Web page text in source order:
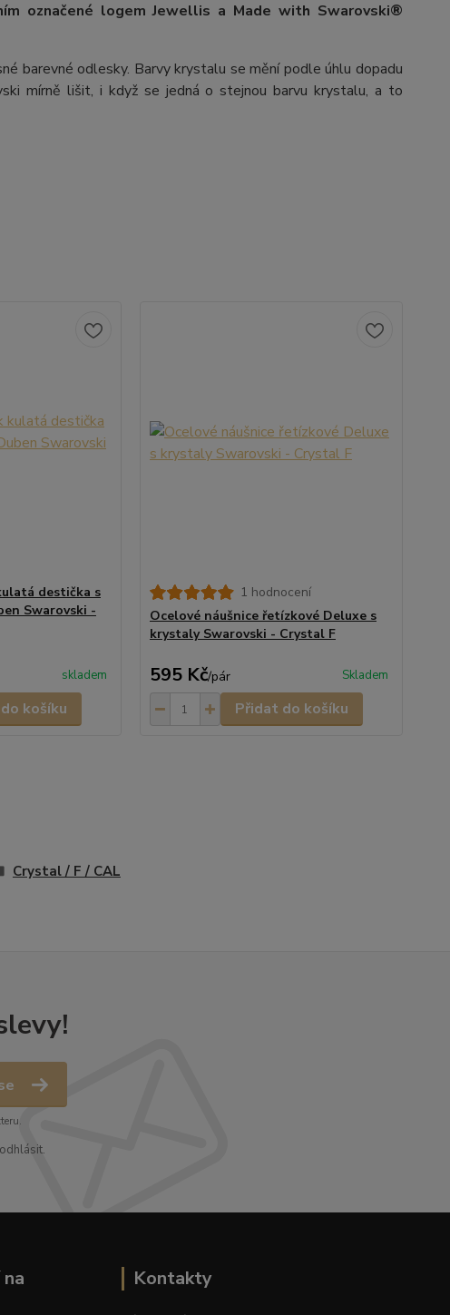
označené logem Jewellis a Made with Swarovski®
barevné odlesky. Barvy krystalu se mění podle úhlu dopadu
mírně lišit, i když se jedná o stejnou barvu krystalu, a to
destička s
Swarovski -
skladem
košíku
1 hodnocení
Ocelové náušnice řetízkové Deluxe s
krystaly Swarovski - Crystal F
595 Kč/pár Skladem
Přidat do košíku
Crystal / F / CAL
Kontakty